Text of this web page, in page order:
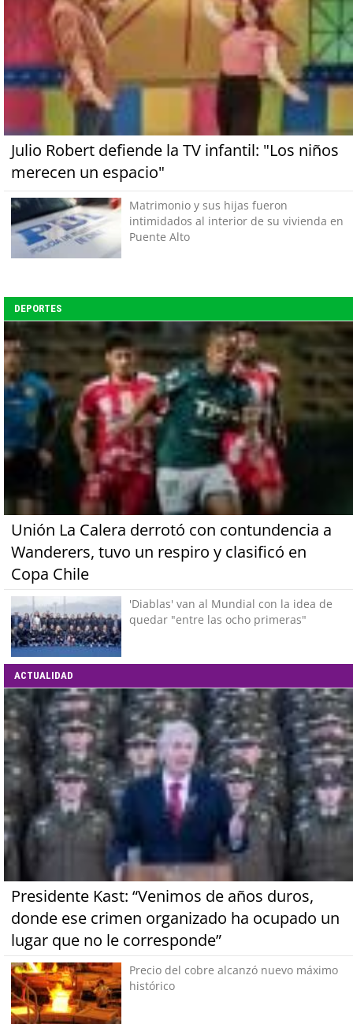
Julio Robert defiende la TV infantil: "Los niños
merecen un espacio"
Matrimonio y sus hijas fueron
intimidados al interior de su vivienda en
Puente Alto
DEPORTES
Unión La Calera derrotó con contundencia a
Wanderers, tuvo un respiro y clasificó en
Copa Chile
'Diablas' van al Mundial con la idea de
quedar "entre las ocho primeras"
ACTUALIDAD
Presidente Kast: “Venimos de años duros,
donde ese crimen organizado ha ocupado un
lugar que no le corresponde”
Precio del cobre alcanzó nuevo máximo
histórico